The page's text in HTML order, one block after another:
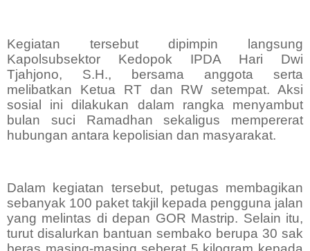
Kegiatan tersebut dipimpin langsung
Kapolsubsektor Kedopok IPDA Hari Dwi
Tjahjono, S.H., bersama anggota serta
melibatkan Ketua RT dan RW setempat. Aksi
sosial ini dilakukan dalam rangka menyambut
bulan suci Ramadhan sekaligus mempererat
hubungan antara kepolisian dan masyarakat.
Dalam kegiatan tersebut, petugas membagikan
sebanyak 100 paket takjil kepada pengguna jalan
yang melintas di depan GOR Mastrip. Selain itu,
turut disalurkan bantuan sembako berupa 30 sak